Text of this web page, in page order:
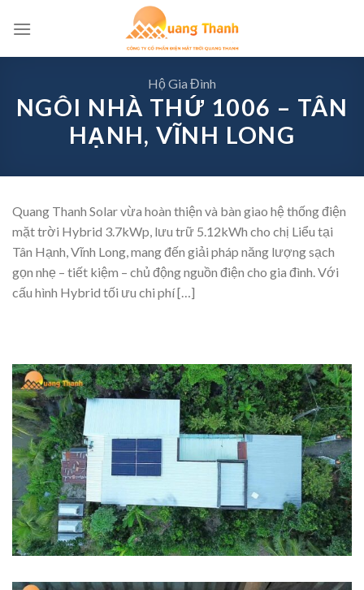
Hộ Gia Đình
NGÔI NHÀ THỨ 1006 – TÂN
HẠNH, VĨNH LONG
Quang Thanh Solar vừa hoàn thiện và bàn giao hệ thống điện
mặt trời Hybrid 3.7kWp, lưu trữ 5.12kWh cho chị Liểu tại
Tân Hạnh, Vĩnh Long, mang đến giải pháp năng lượng sạch
gọn nhẹ – tiết kiệm – chủ động nguồn điện cho gia đình. Với
cấu hình Hybrid tối ưu chi phí […]